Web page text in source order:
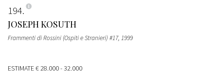
194
JOSEPH KOSUTH
Frammenti di Rossini (Ospiti e Stranieri) #17, 1999
ESTIMATE€ 28.000 - 32.000